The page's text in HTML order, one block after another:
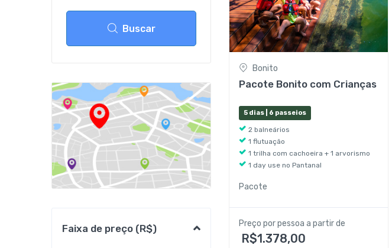
Buscar
Faixa de preço (R$)
Bonito
Pacote Bonito com Crianças
5 dias | 6 passeios
2 balneários
1 flutuação
1 trilha com cachoeira + 1 arvorismo
1 day use no Pantanal
Pacote
Preço por pessoa a partir de
R$1.378,00